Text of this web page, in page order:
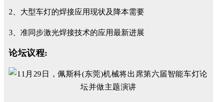
2、大型车灯的焊接应用现状及降本需要
3、准同步激光焊接技术的应用最新进展
论坛议程: